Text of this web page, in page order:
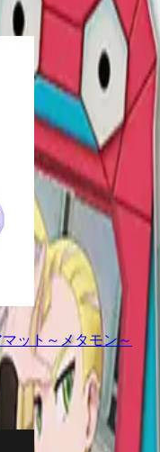
ト～メタモン～